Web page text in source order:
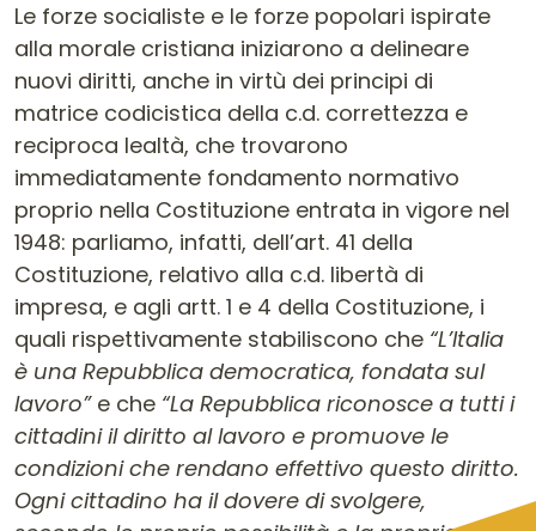
Le forze socialiste e le forze popolari ispirate
alla morale cristiana iniziarono a delineare
nuovi diritti, anche in virtù dei principi di
matrice codicistica della c.d. correttezza e
reciproca lealtà, che trovarono
immediatamente fondamento normativo
proprio nella Costituzione entrata in vigore nel
1948: parliamo, infatti, dell’art. 41 della
Costituzione, relativo alla c.d. libertà di
impresa, e agli artt. 1 e 4 della Costituzione, i
quali rispettivamente stabiliscono che “L’Italia
è una Repubblica democratica, fondata sul
lavoro”e che “La Repubblica riconosce a tutti i
cittadini il diritto al lavoro e promuove le
condizioni che rendano effettivo questo diritto.
Ogni cittadino ha il dovere di svolgere,